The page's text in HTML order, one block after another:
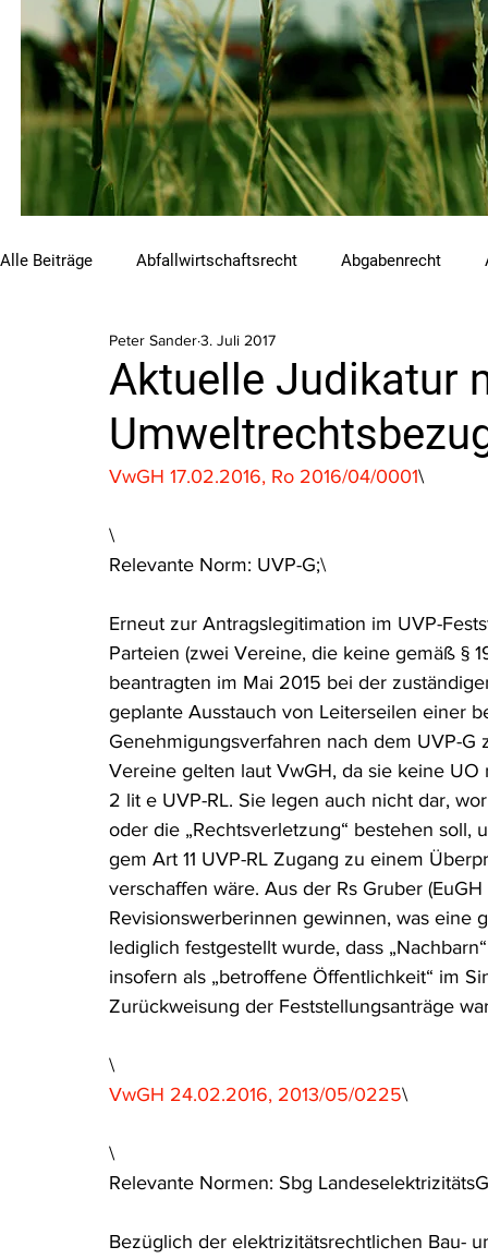
Alle Beiträge Abfallwirtschaftsrecht Abgabenrecht
Beihilfen und Förderungen
Luftreinhalterecht Naturschutzrecht
Wasserrecht RDU Umwelt-Ausgabe Erdgas
Aktuelle Judikatur
Peter Sander3. Juli 2017
VwGH 17.02.2016, Ro 2016/04/0001\
\
Relevante Norm: UVP-G;\
Erneut zur Antragslegitimation im UVP-
Parteien (zwei Vereine, die keine gemäß §
beantragten im Mai 2015 bei der
geplante Ausstauch von Leiterseilen einer
Genehmigungsverfahren nach dem UVP-
Vereine gelten laut VwGH, da sie keine UO
2 lit e UVP-RL. Sie legen auch nicht dar,
oder die „Rechtsverletzung“ bestehen
gem Art 11 UVP-RL Zugang zu einem
verschaffen wäre. Aus der Rs Gruber
Revisionswerberinnen gewinnen, was eine
lediglich festgestellt wurde, dass
insofern als „betroffene Öffentlichkeit“ im
Zurückweisung der Feststellungsanträge
\
VwGH 24.02.2016, 2013/05/0225\
\
Relevante Normen: Sbg
Bezüglich der elektrizitätsrechtlichen Bau-